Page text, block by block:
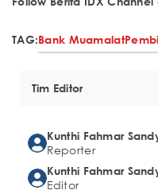
TAG:Bank Muamalat
Tim Editor
Kunthi Fahmar
Reporter
Kunthi Fahmar
Editor